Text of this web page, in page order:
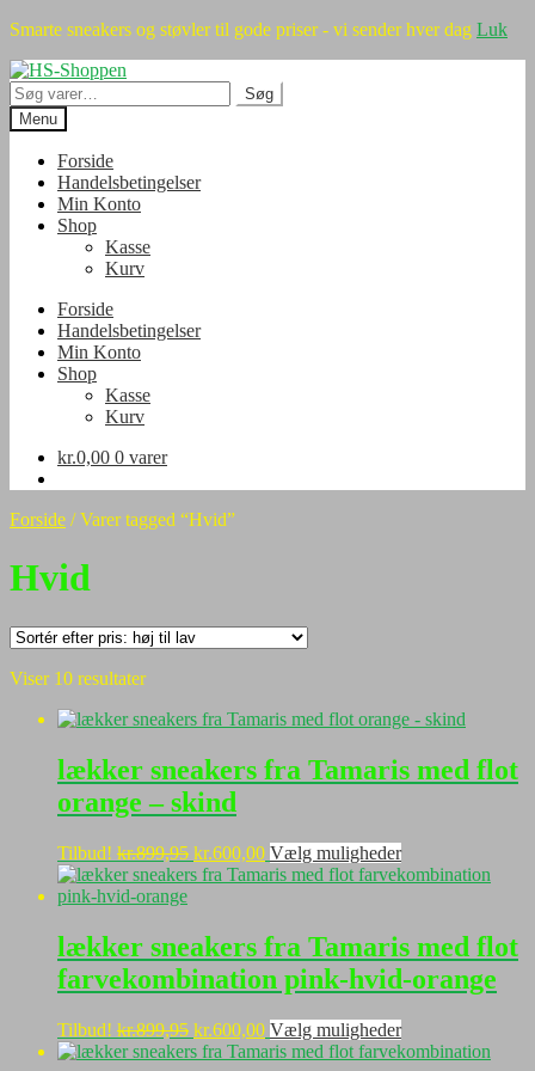
Smarte sneakers og støvler til gode priser - vi sender hver dag Luk
Spring
til
navigation
Spring
til
indhold
Søg
efter:
Søg
Menu
Forside
Handelsbetingelser
Min Konto
Shop
Kasse
Kurv
Forside
Handelsbetingelser
Min Konto
Shop
Kasse
Kurv
kr.0,00 0 varer
Forside /Varer tagged “Hvid”
Hvid
Viser 10 resultaterSorteret
pris:
til
lav
lækker sneakers fra Tamaris med flot
orange – skind
Tilbud! kr.899,95 Den
oprindelige
kr.899,95.
kr.600,00Den
aktuelle
kr.600,00.
Vælg mulighederDette
vare
varianter.
Mulighederne
kan
på
varesiden
lækker sneakers fra Tamaris med flot
farvekombination pink-hvid-orange
Tilbud! kr.899,95 Den
oprindelige
kr.600,00Den
aktuelle
Vælg mulighederDette
vare